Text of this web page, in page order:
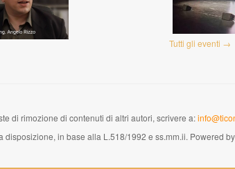
Tutti gli eventi →
di rimozione di contenuti di altri autori, scrivere a:
in base alla L.518/1992 e ss.mm.ii. Powered by